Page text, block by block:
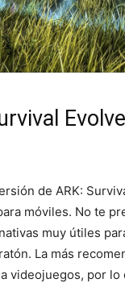
de ARK:
móviles. No te
muy útiles
La más
videojuegos, por lo